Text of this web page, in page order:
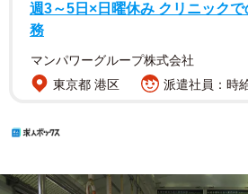
週3～5日×日曜休み クリニック
務
マンパワーグループ株式会社
東京都 港区
派遣社員：時